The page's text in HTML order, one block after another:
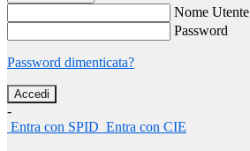
Nome Utente
Password
Password dimenticata?
-
Entra con SPID Entra con CIE